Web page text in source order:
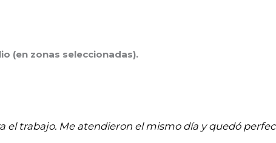
(en zonas seleccionadas).
el trabajo. Me atendieron el mismo día y quedó